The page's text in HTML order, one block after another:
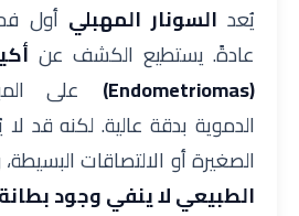
يُعد السونار المهبلي أول
عادةً. يستطيع الكشف عن
(Endometriomas)
على
الدموية بدقة عالية. لكنه قد
الصغيرة أو الالتصاقات
الطبيعي لا ينفي وجود